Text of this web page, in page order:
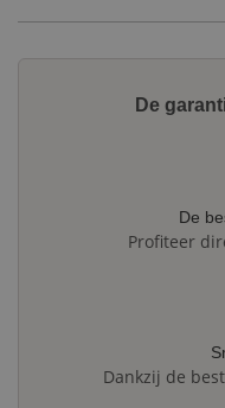
De
De
Profiteer
Dankzij de